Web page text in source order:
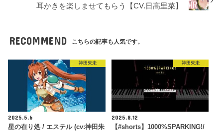
耳かきを楽しませてもらう【CV.日高里菜】
RECOMMEND こちらの記事も人気です。
神田朱未
2025.5.6
星の在り処 / エステル (cv:神田朱
神田朱未
2025.8.12
【#shorts】1000%SPARKING!/